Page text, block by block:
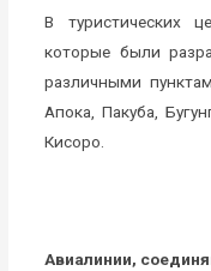
В туристических
которые были
различными
Апока, Пакуба,
Кисоро.
Авиалинии,